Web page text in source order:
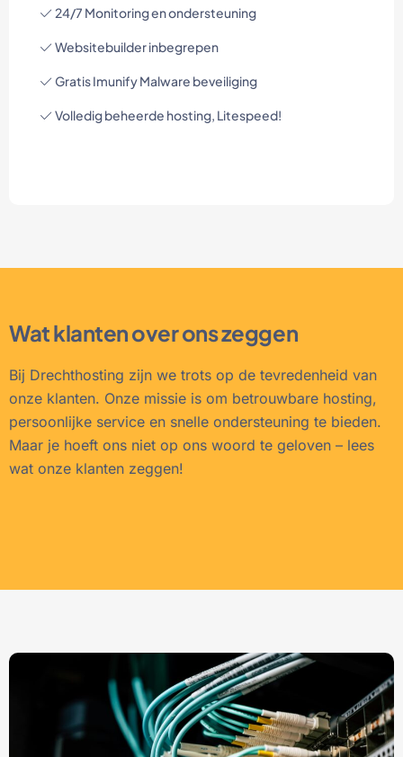
24/7 Monitoring en ondersteuning
Websitebuilder inbegrepen
Gratis Imunify Malware beveiliging
Volledig beheerde hosting, Litespeed!
Wat klanten over ons zeggen
Bij Drechthosting zijn we trots op de tevredenheid van
onze klanten. Onze missie is om betrouwbare hosting,
persoonlijke service en snelle ondersteuning te bieden.
Maar je hoeft ons niet op ons woord te geloven – lees
wat onze klanten zeggen!